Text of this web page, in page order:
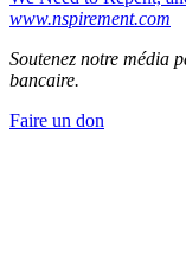
www.nspirement.com
Soutenez notre média
bancaire.
Faire un don